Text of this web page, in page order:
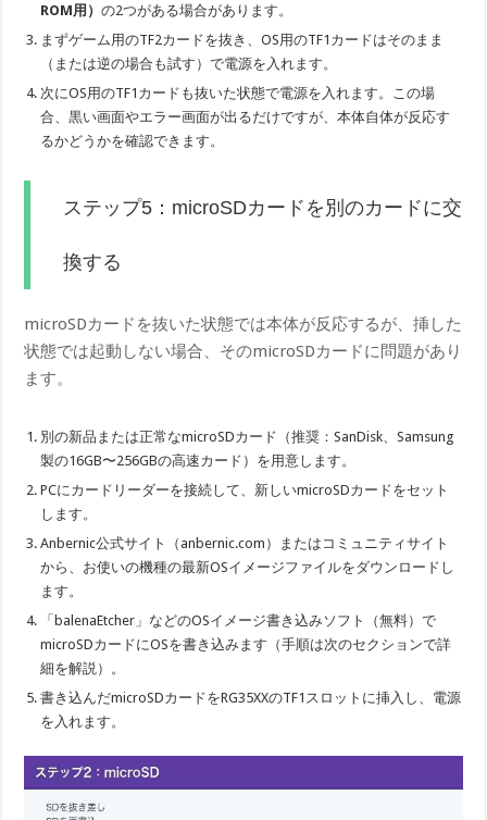
ROM用）の2つがある場合があります。
まずゲーム用のTF2カードを抜き、OS用のTF1カードはそのまま
（または逆の場合も試す）で電源を入れます。
次にOS用のTF1カードも抜いた状態で電源を入れます。この場
合、黒い画面やエラー画面が出るだけですが、本体自体が反応す
るかどうかを確認できます。
ステップ5：microSDカードを別のカードに交
換する
microSDカードを抜いた状態では本体が反応するが、挿した
状態では起動しない場合、そのmicroSDカードに問題があり
ます。
別の新品または正常なmicroSDカード（推奨：SanDisk、Samsung
製の16GB〜256GBの高速カード）を用意します。
PCにカードリーダーを接続して、新しいmicroSDカードをセット
します。
Anbernic公式サイト（anbernic.com）またはコミュニティサイト
から、お使いの機種の最新OSイメージファイルをダウンロードし
ます。
「balenaEtcher」などのOSイメージ書き込みソフト（無料）で
microSDカードにOSを書き込みます（手順は次のセクションで詳
細を解説）。
書き込んだmicroSDカードをRG35XXのTF1スロットに挿入し、電源
を入れます。